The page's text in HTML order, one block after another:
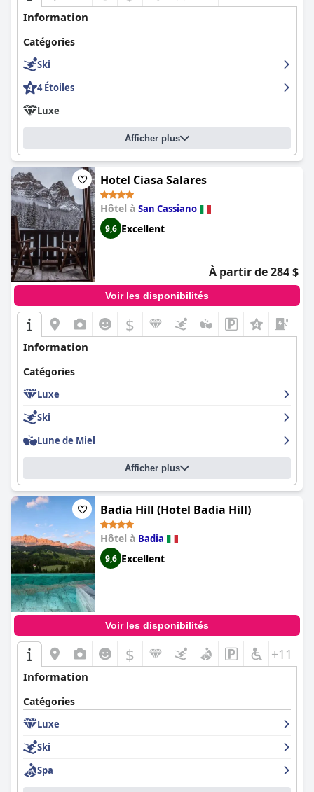
Information
Catégories
Ski
4 Étoiles
Luxe
Afficher plus
Hotel Ciasa Salares
Hôtel à San Cassiano
9,6 Excellent
À partir de 284 $
Voir les disponibilités
$
Information
Catégories
Luxe
Ski
Lune de Miel
Afficher plus
Badia Hill (Hotel Badia Hill)
Hôtel à Badia
9,6 Excellent
Voir les disponibilités
$ +11
Information
Catégories
Luxe
Ski
Spa